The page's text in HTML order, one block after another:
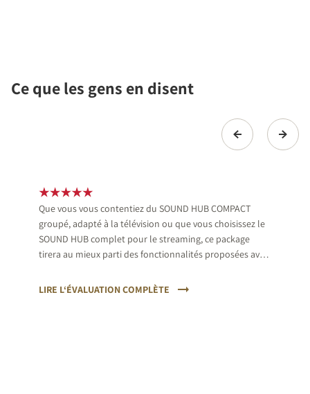
Ce que les gens en disent
Que vous vous contentiez du SOUND HUB COMPACT
groupé, adapté à la télévision ou que vous choisissez le
SOUND HUB complet pour le streaming, ce package
tirera au mieux parti des fonctionnalités proposées avec
LIRE L‘ÉVALUATION COMPLÈTE